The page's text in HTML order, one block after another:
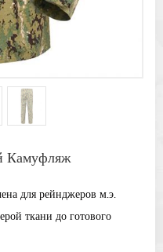
Камуфляж
для рейнджеров м.э.
ткани до готового